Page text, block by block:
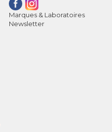
Marques & Laboratoires
Newsletter